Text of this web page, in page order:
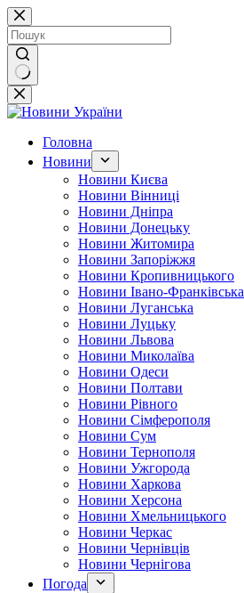
Перейти
до
вмісту
Немає
результатів
Головна
Новини
Новини Києва
Новини Вінниці
Новини Дніпра
Новини Донецьку
Новини Житомира
Новини Запоріжжя
Новини Кропивницького
Новини Івано-Франківська
Новини Луганська
Новини Луцьку
Новини Львова
Новини Миколаїва
Новини Одеси
Новини Полтави
Новини Рівного
Новини Сімферополя
Новини Сум
Новини Тернополя
Новини Ужгорода
Новини Харкова
Новини Херсона
Новини Хмельницького
Новини Черкас
Новини Чернівців
Новини Чернігова
Погода